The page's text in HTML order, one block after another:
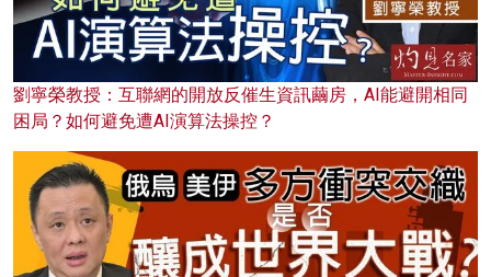
劉寧榮教授：互聯網的開放反催生資訊繭房，AI能避開相同
困局？如何避免遭AI演算法操控？